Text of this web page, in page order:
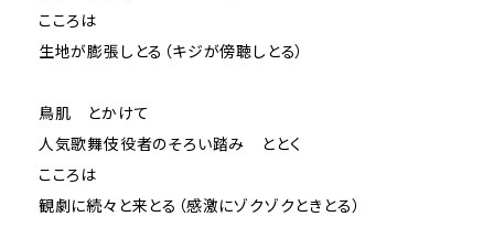
こころは
生地が膨張しとる（キジが傍聴しとる）
鳥肌 とかけて
人気歌舞伎役者のそろい踏み ととく
こころは
観劇に続々と来とる（感激にゾクゾクときとる）